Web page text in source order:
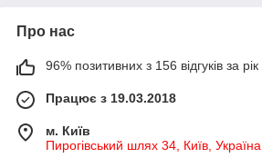
Про нас
96% позитивних з 156 відгуків за рік
Працює з 19.03.2018
м. Київ
Пирогівський шлях 34, Київ, Україна